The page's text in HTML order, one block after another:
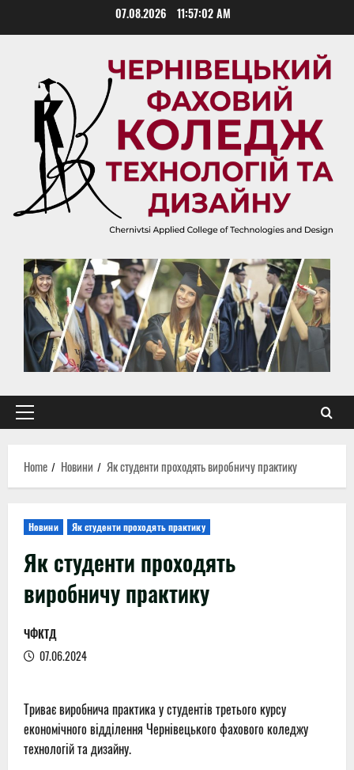
07.08.2026 11:57:03 AM
Primary
Home
Новини Як студенти проходять виробничу практику
Новини Як студенти проходять практику
Як студенти проходять
виробничу практику
ЧФКТД
07.06.2024
Триває виробнича практикау студентів третього курсу
економічного відділення Чернівецького фахового коледжу
технологій та дизайну.